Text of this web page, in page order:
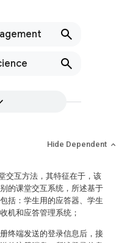
Hide Dependent
交互方法，其特征在于，该
的课堂交互系统，所述基于
括：学生用的应答器、学生
机和应答管理系统；
终端发送的登录信息后，接